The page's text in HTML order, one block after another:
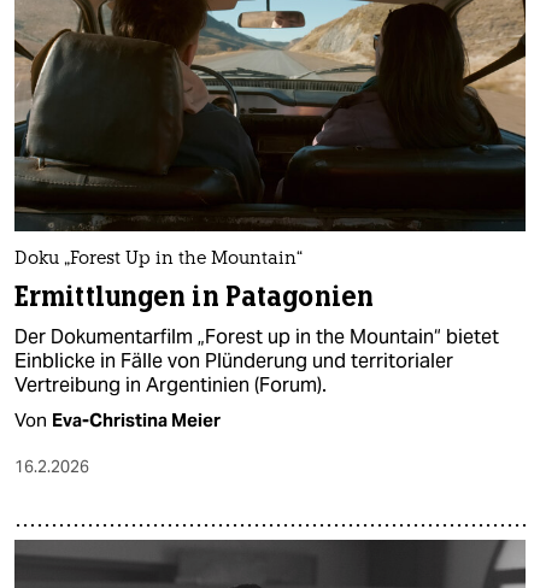
Doku „Forest Up in the Mountain“
Ermittlungen in Patagonien
Der Dokumentarfilm „Forest up in the Mountain“ bietet
Einblicke in Fälle von Plünderung und territorialer
Vertreibung in Argentinien (Forum).
Von Eva-Christina Meier
16.2.2026